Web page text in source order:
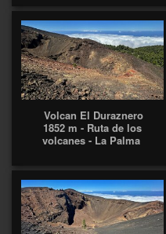
Volcan El Duraznero
1852 m - Ruta de los
volcanes - La Palma